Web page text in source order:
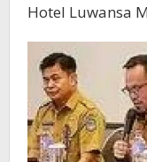
Hotel Luwansa